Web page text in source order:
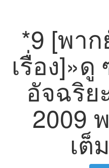
*9 [พาก
เรื่อง]»
อัจฉริย
2009
เต็